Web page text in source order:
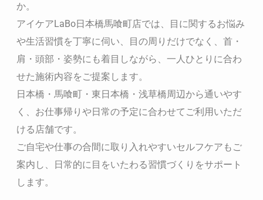
か。
アイケアLaBo日本橋馬喰町店では、目に関するお悩み
や生活習慣を丁寧に伺い、目の周りだけでなく、首・
肩・頭部・姿勢にも着目しながら、一人ひとりに合わ
せた施術内容をご提案します。
日本橋・馬喰町・東日本橋・浅草橋周辺から通いやす
く、お仕事帰りや日常の予定に合わせてご利用いただ
ける店舗です。
ご自宅や仕事の合間に取り入れやすいセルフケアもご
案内し、日常的に目をいたわる習慣づくりをサポート
します。